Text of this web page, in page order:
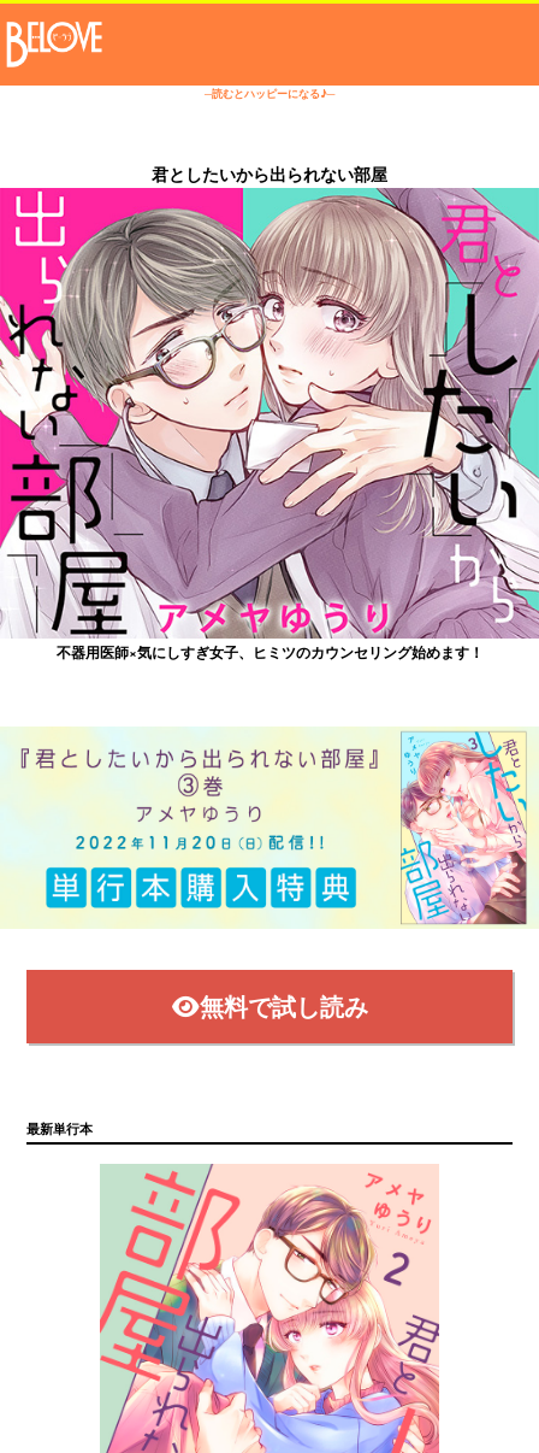
─読むとハッピーになる♪─
君としたいから出られない部屋
不器用医師×気にしすぎ女子、ヒミツのカウンセリング始めます！
無料で試し読み
最新単行本